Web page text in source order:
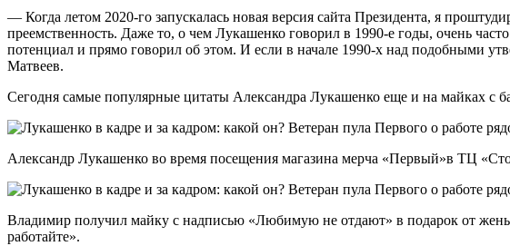
— Когда летом 2020-го запускалась новая версия сайта Президента, я
преемственность. Даже то, о чем Лукашенко говорил в 1990-е годы, очень
потенциал и прямо говорил об этом. И если в начале 1990-х над подобными
Матвеев.
Сегодня самые популярные цитаты Александра Лукашенко еще и на майках с
Александр Лукашенко во время посещения магазина мерча «Первый»в ТЦ
Владимир получил майку с надписью «Любимую не отдают» в подарок от
работайте».